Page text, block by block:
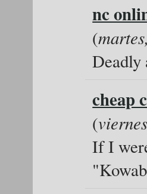
nc
(
Deadly
cheap
(
If I